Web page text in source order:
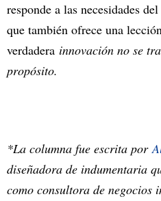
responde a las necesidades
que también ofrece una
verdadera innovación no se
propósito.
*La columna fue escrita por
diseñadora de indumentaria
como consultora de negocios